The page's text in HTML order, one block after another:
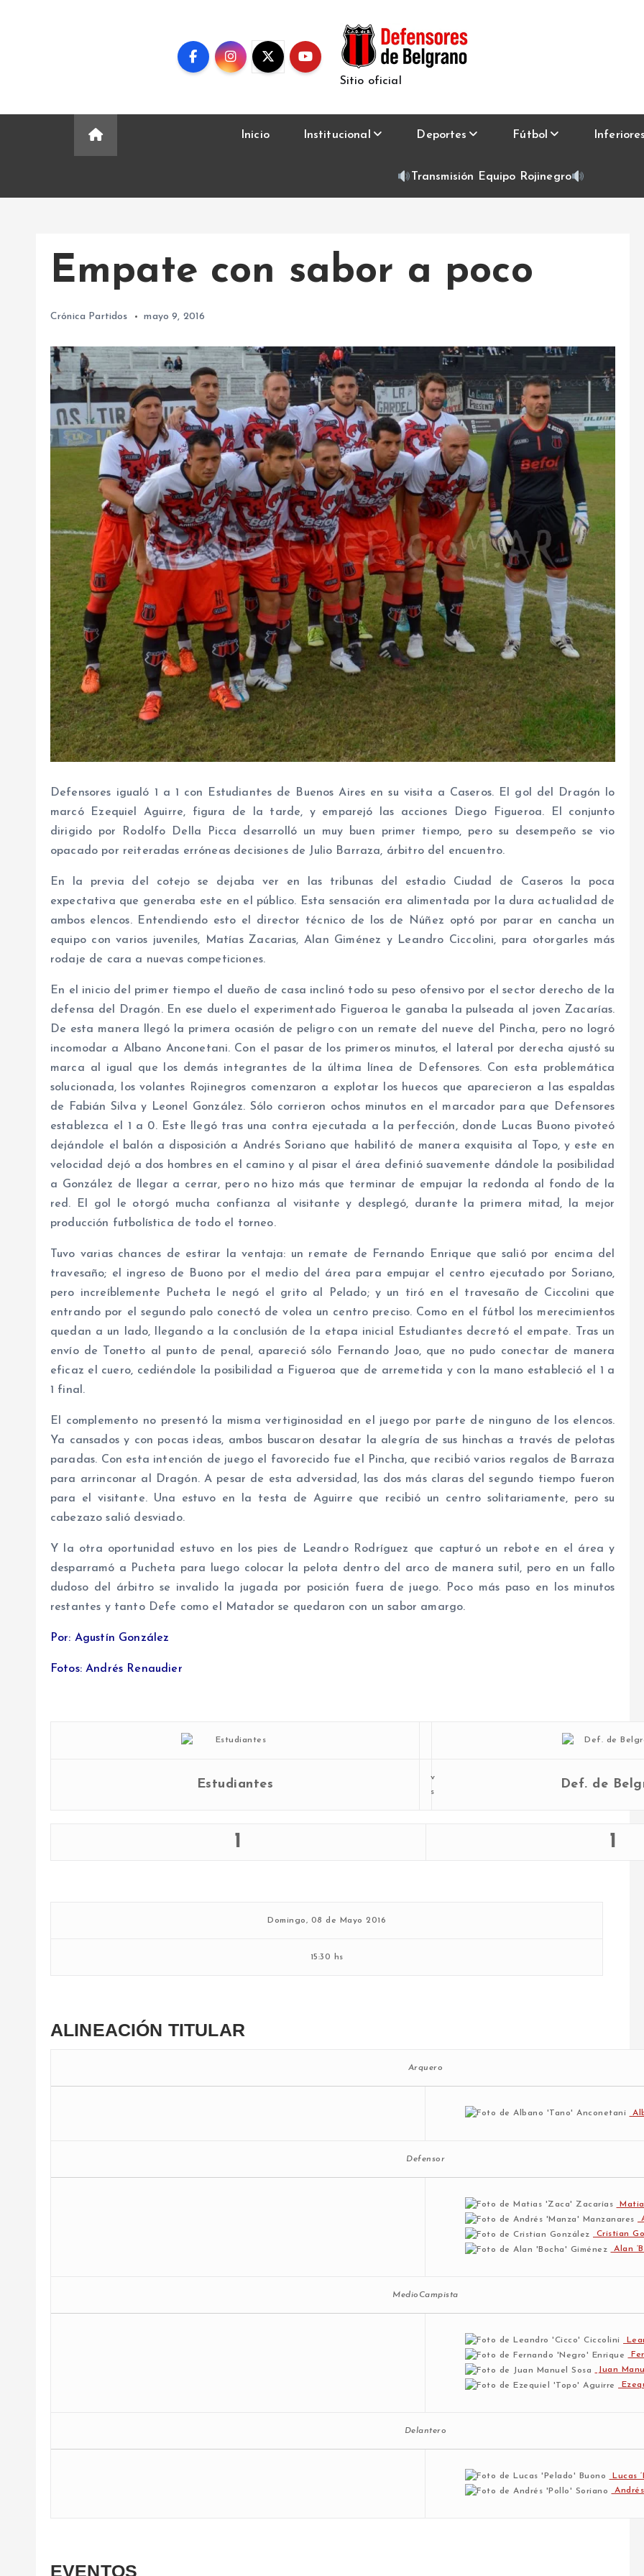
Sitio oficial
Inicio Institucional Deportes Fútbol
Transmisión Equipo Rojinegro
Empate con sabor a poco
Crónica Partidos mayo 9, 2016
Defensores igualó 1 a 1 con Estudiantes de Buenos Aires en su visita a Caseros. El gol del Dragón lo
marcó Ezequiel Aguirre, figura de la tarde, y emparejó las acciones Diego Figueroa. El conjunto
dirigido por Rodolfo Della Picca desarrolló un muy buen primer tiempo, pero su desempeño se vio
opacado por reiteradas erróneas decisiones de Julio Barraza, árbitro del encuentro.
En la previa del cotejo se dejaba ver en las tribunas del estadio Ciudad de Caseros la poca
expectativa que generaba este en el público. Esta sensación era alimentada por la dura actualidad de
ambos elencos. Entendiendo esto el director técnico de los de Núñez optó por parar en cancha un
equipo con varios juveniles, Matías Zacarias, Alan Giménez y Leandro Ciccolini, para otorgarles más
rodaje de cara a nuevas competiciones.
En el inicio del primer tiempo el dueño de casa inclinó todo su peso ofensivo por el sector derecho de la
defensa del Dragón. En ese duelo el experimentado Figueroa le ganaba la pulseada al joven Zacarías.
De esta manera llegó la primera ocasión de peligro con un remate del nueve del Pincha, pero no logró
incomodar a Albano Anconetani. Con el pasar de los primeros minutos, el lateral por derecha ajustó su
marca al igual que los demás integrantes de la última línea de Defensores. Con esta problemática
solucionada, los volantes Rojinegros comenzaron a explotar los huecos que aparecieron a las espaldas
de Fabián Silva y Leonel González. Sólo corrieron ochos minutos en el marcador para que Defensores
establezca el 1 a 0. Este llegó tras una contra ejecutada a la perfección, donde Lucas Buono pivoteó
dejándole el balón a disposición a Andrés Soriano que habilitó de manera exquisita al Topo, y este en
velocidad dejó a dos hombres en el camino y al pisar el área definió suavemente dándole la posibilidad
a González de llegar a cerrar, pero no hizo más que terminar de empujar la redonda al fondo de la
red. El gol le otorgó mucha confianza al visitante y desplegó, durante la primera mitad, la mejor
producción futbolística de todo el torneo.
Tuvo varias chances de estirar la ventaja: un remate de Fernando Enrique que salió por encima del
travesaño; el ingreso de Buono por el medio del área para empujar el centro ejecutado por Soriano,
pero increíblemente Pucheta le negó el grito al Pelado; y un tiró en el travesaño de Ciccolini que
entrando por el segundo palo conectó de volea un centro preciso. Como en el fútbol los merecimientos
quedan a un lado, llegando a la conclusión de la etapa inicial Estudiantes decretó el empate. Tras un
envío de Tonetto al punto de penal, apareció sólo Fernando Joao, que no pudo conectar de manera
eficaz el cuero, cediéndole la posibilidad a Figueroa que de arremetida y con la mano estableció el 1 a
1 final.
El complemento no presentó la misma vertiginosidad en el juego por parte de ninguno de los elencos.
Ya cansados y con pocas ideas, ambos buscaron desatar la alegría de sus hinchas a través de pelotas
paradas. Con esta intención de juego el favorecido fue el Pincha, que recibió varios regalos de Barraza
para arrinconar al Dragón. A pesar de esta adversidad, las dos más claras del segundo tiempo fueron
para el visitante. Una estuvo en la testa de Aguirre que recibió un centro solitariamente, pero su
cabezazo salió desviado.
Y la otra oportunidad estuvo en los pies de Leandro Rodríguez que capturó un rebote en el área y
desparramó a Pucheta para luego colocar la pelota dentro del arco de manera sutil, pero en un fallo
dudoso del árbitro se invalido la jugada por posición fuera de juego. Poco más paso en los minutos
restantes y tanto Defe como el Matador se quedaron con un sabor amargo.
Por: Agustín González
Fotos: Andrés Renaudier
Estudiantes
v
s
Def. de
1 1
Domingo, 08 de Mayo 2016
15:30 hs
ALINEACIÓN TITULAR
Arquero
Defensor
Cristian
Alan
MedioCampista
Juan
Delantero
Lucas
EVENTOS